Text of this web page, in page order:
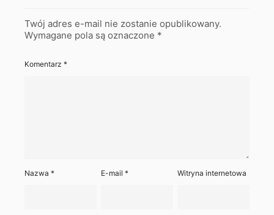
Twój adres e-mail nie zostanie opublikowany.
Wymagane pola są oznaczone *
Komentarz *
Nazwa * E-mail* Witryna internetowa